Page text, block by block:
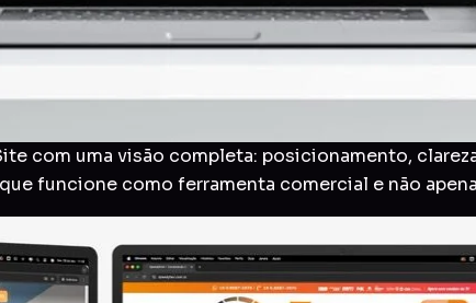
com uma visão completa: posicionamento,
funcione como ferramenta comercial e não